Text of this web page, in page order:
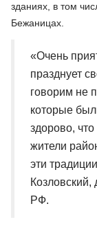
зданиях, в том
Бежаницах.
«Очень
празднует
говорим не
которые
здорово,
жители
эти
РФ.